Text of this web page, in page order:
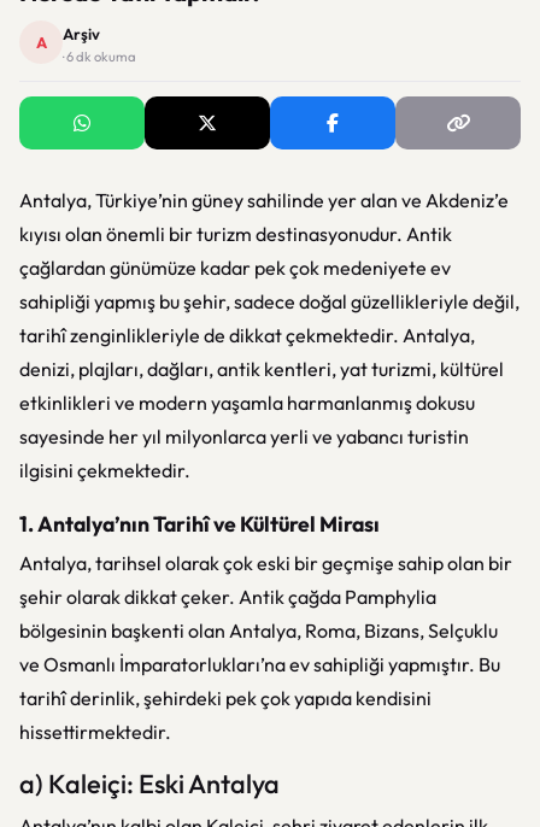
A Arşiv
· 6 dk okuma
Antalya, Türkiye’nin güney sahilinde yer alan ve Akdeniz’e
kıyısı olan önemli bir turizm destinasyonudur. Antik
çağlardan günümüze kadar pek çok medeniyete ev
sahipliği yapmış bu şehir, sadece doğal güzellikleriyle değil,
tarihî zenginlikleriyle de dikkat çekmektedir. Antalya,
denizi, plajları, dağları, antik kentleri, yat turizmi, kültürel
etkinlikleri ve modern yaşamla harmanlanmış dokusu
sayesinde her yıl milyonlarca yerli ve yabancı turistin
ilgisini çekmektedir.
1. Antalya’nın Tarihî ve Kültürel Mirası
Antalya, tarihsel olarak çok eski bir geçmişe sahip olan bir
şehir olarak dikkat çeker. Antik çağda Pamphylia
bölgesinin başkenti olan Antalya, Roma, Bizans, Selçuklu
ve Osmanlı İmparatorlukları’na ev sahipliği yapmıştır. Bu
tarihî derinlik, şehirdeki pek çok yapıda kendisini
hissettirmektedir.
a) Kaleiçi: Eski Antalya